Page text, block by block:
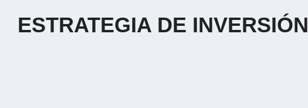
ESTRATEGIA DE INVERSIÓN